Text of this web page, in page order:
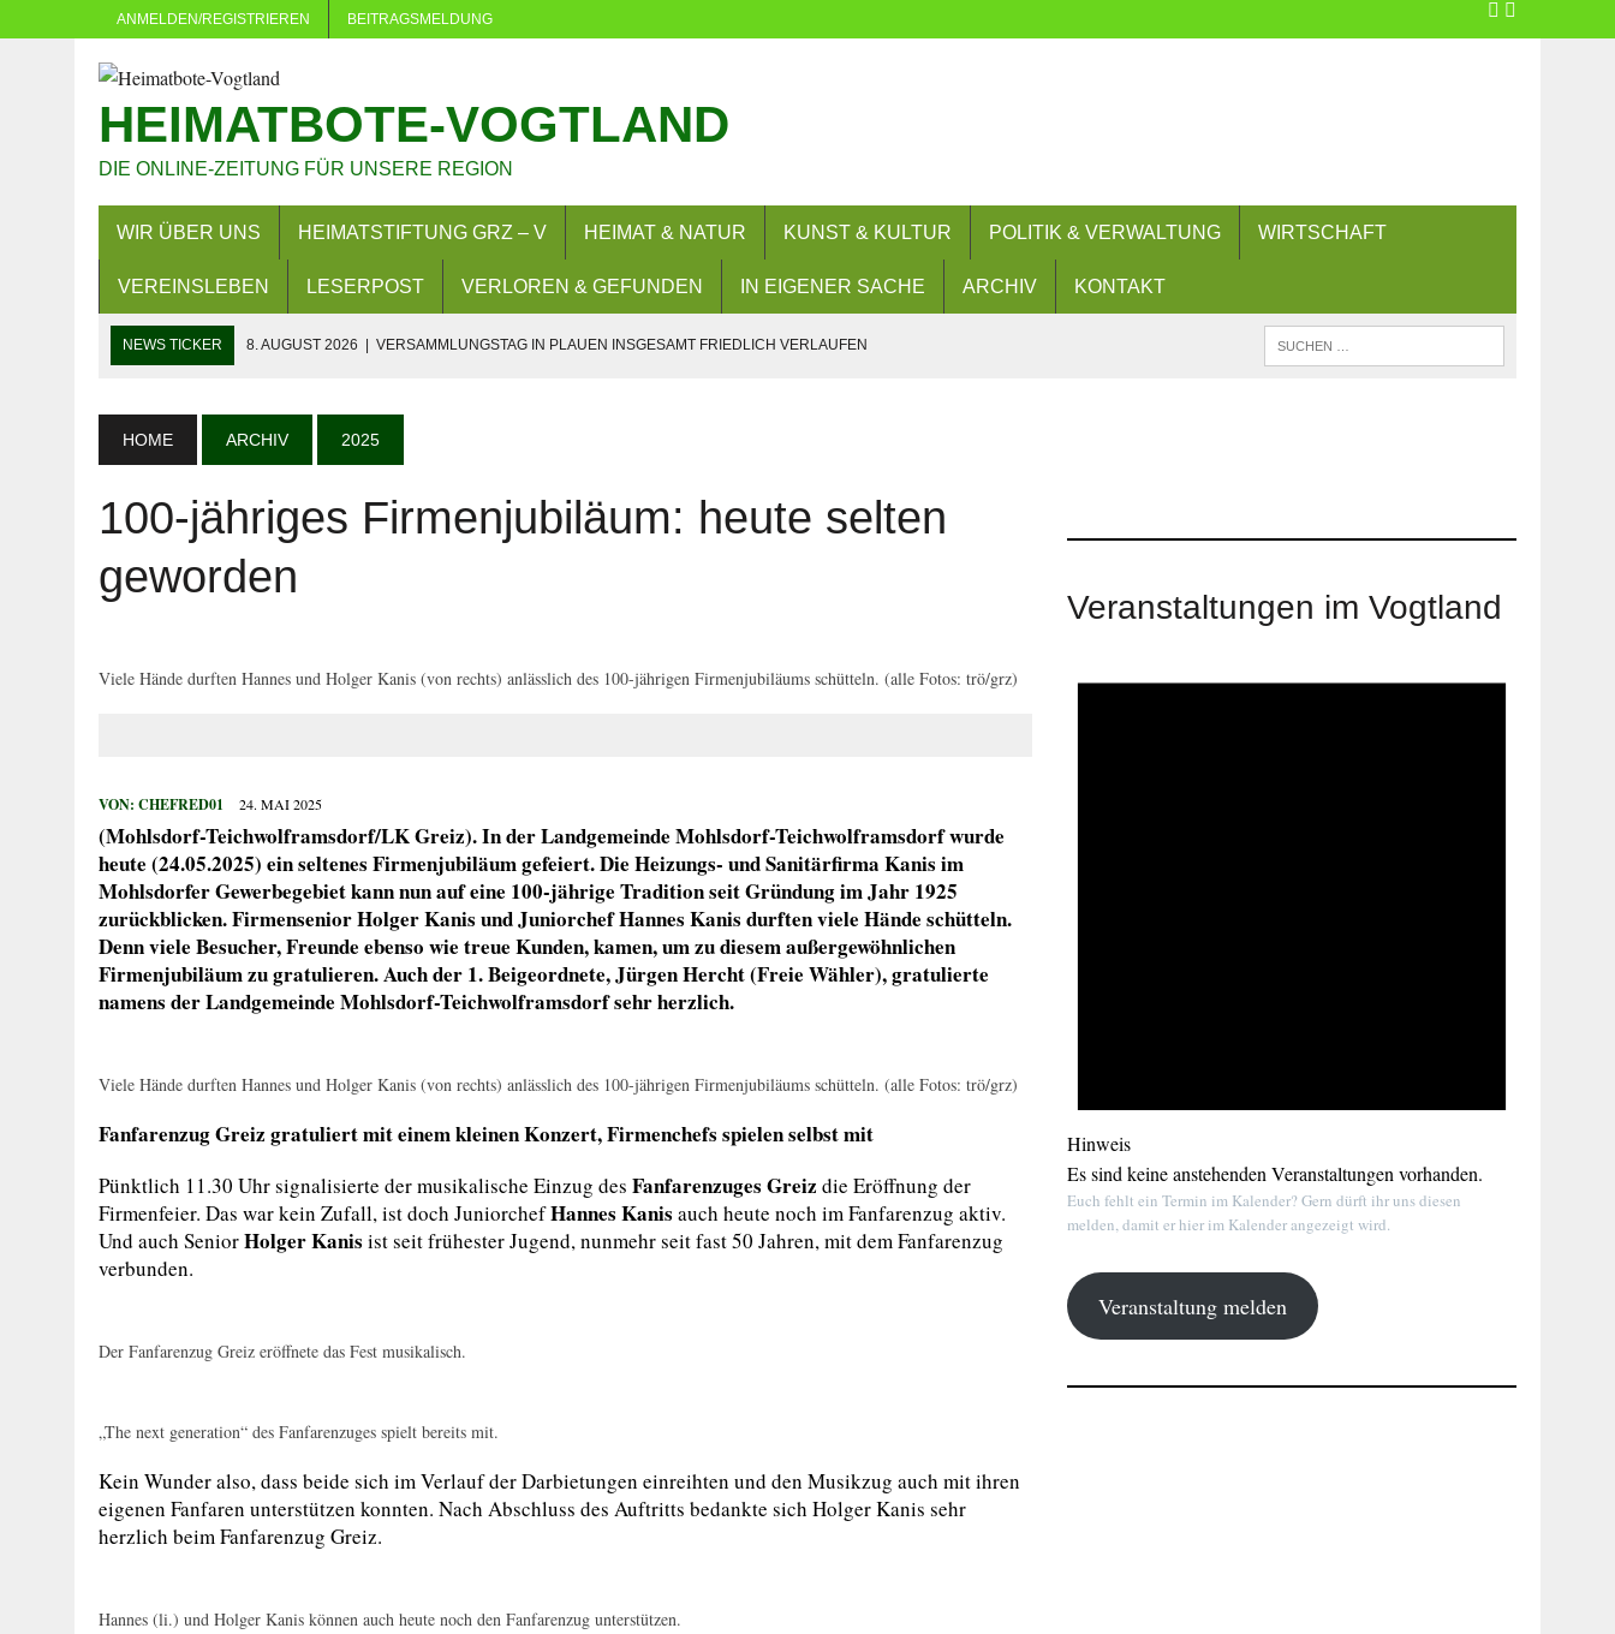
ANMELDEN/REGISTRIEREN BEITRAGSMELDUNG
HEIMATBOTE-VOGTLAND
DIE ONLINE-ZEITUNG FÜR UNSERE REGION
WIR ÜBER UNS HEIMATSTIFTUNG GRZ – V HEIMAT & NATUR KUNST & KULTUR POLITIK & VERWALTUNG WIRTSCHAFT
VEREINSLEBEN LESERPOST VERLOREN & GEFUNDEN IN EIGENER SACHE ARCHIV KONTAKT
NEWS TICKER 8. AUGUST 2026 VERSAMMLUNGSTAG IN PLAUEN INSGESAMT FRIEDLICH VERLAUFEN
7. AUGUST 2026 | BAD KÖSTRITZ: VOLLSPERRUNG AB 10.AUGUST 2026
6. AUGUST 2026 PKW BESCHÄDIGT
5. AUGUST 2026 NEUER TITEL FÜR „SUPER ALEX“? MISTER UNTÄTIG WÄRE PASSEND.
5. AUGUST 2026 DÜRFEN VERWALTUNGEN MACHEN, WAS SIE WOLLEN? NEIN!
HOME ARCHIV 2025
100-jähriges Firmenjubiläum: heute selten
geworden
Viele Hände durften Hannes und Holger Kanis (von rechts) anlässlich des 100-jährigen Firmenjubiläums schütteln. (alle Fotos: trö/grz)
VON: CHEFRED01 24. MAI 2025
(Mohlsdorf-Teichwolframsdorf/LK Greiz). In der Landgemeinde Mohlsdorf-Teichwolframsdorf wurde
heute (24.05.2025) ein seltenes Firmenjubiläum gefeiert. Die Heizungs- und Sanitärfirma Kanis im
Mohlsdorfer Gewerbegebiet kann nun auf eine 100-jährige Tradition seit Gründung im Jahr 1925
zurückblicken. Firmensenior Holger Kanis und Juniorchef Hannes Kanis durften viele Hände schütteln.
Denn viele Besucher, Freunde ebenso wie treue Kunden, kamen, um zu diesem außergewöhnlichen
Firmenjubiläum zu gratulieren.Auchder 1. Beigeordnete,Jürgen Hercht (Freie Wähler), gratulierte
namens der Landgemeinde Mohlsdorf-Teichwolframsdorf sehr herzlich.
Viele Hände durften Hannes und Holger Kanis (von rechts) anlässlich des 100-jährigen Firmenjubiläums schütteln. (alle Fotos: trö/grz)
Fanfarenzug Greiz gratuliert mit einem kleinen Konzert, Firmenchefs spielen selbst mit
Pünktlich 11.30 Uhr signalisierte der musikalische Einzug des Fanfarenzuges Greiz die Eröffnung der
Firmenfeier. Das war kein Zufall, ist doch JuniorchefHannes Kanis auch heute noch im Fanfarenzug aktiv.
Und auch SeniorHolger Kanis ist seit frühester Jugend, nunmehr seit fast 50 Jahren, mit dem Fanfarenzug
verbunden.
Der Fanfarenzug Greiz eröffnete das Fest musikalisch.
„The next generation“ des Fanfarenzuges spielt bereits mit.
Kein Wunder also, dass beide sich im Verlauf der Darbietungen einreihten und den Musikzug auch mit ihren
eigenen Fanfaren unterstützen konnten. Nach Abschluss des Auftritts bedankte sich Holger Kanis sehr
herzlich beim Fanfarenzug Greiz.
Hannes (li.) und Holger Kanis können auch heute noch den Fanfarenzug unterstützen.
Veranstaltungen im Vogtland
Hinweis
Es sind keine anstehenden Veranstaltungen vorhanden.
Euch fehlt ein Termin im Kalender? Gern dürft ihr uns diesen
melden, damit er hier im Kalender angezeigt wird.
Veranstaltung melden